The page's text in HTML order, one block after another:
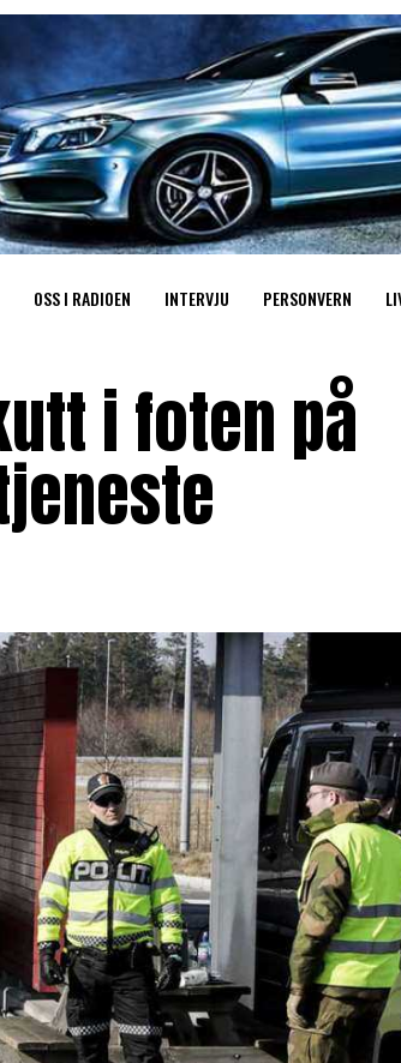
OSS I RADIOEN INTERVJU PERSONVERN
i foten på